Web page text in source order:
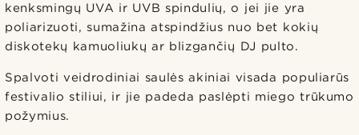
kenksmingų UVA ir UVB spindulių, o jei jie yra
poliarizuoti, sumažina atspindžius nuo bet kokių
diskotekų kamuoliukų ar blizgančių DJ pulto.
Spalvoti veidrodiniai saulės akiniai visada populiarūs
festivalio stiliui, ir jie padeda paslėpti miego trūkumo
požymius.